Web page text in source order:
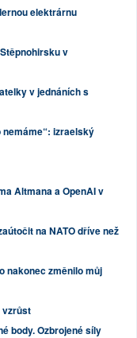
elektrárnu
v
v jednáních s
nemáme“: izraelský
Altmana a OpenAI v
na NATO dříve než
nakonec změnilo můj
vzrůst
body. Ozbrojené síly